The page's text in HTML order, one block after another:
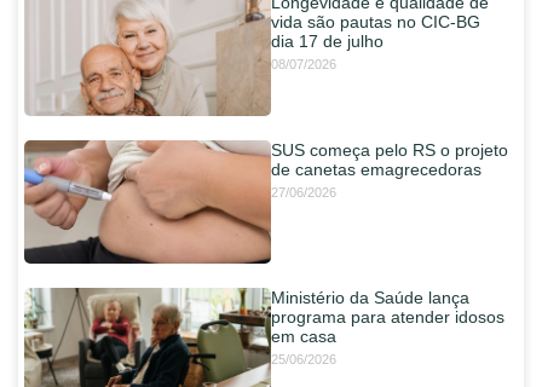
vida são pautas no CIC-BG
dia 17 de julho
08/07/2026
SUS começa pelo RS o projeto
de canetas emagrecedoras
27/06/2026
Ministério da Saúde lança
programa para atender idosos
em casa
25/06/2026